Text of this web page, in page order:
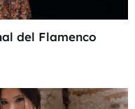
del Flamenco